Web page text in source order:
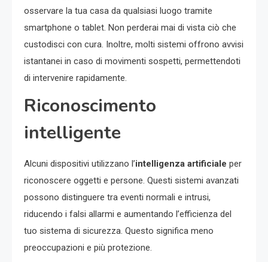
osservare la tua casa da qualsiasi luogo tramite
smartphone o tablet. Non perderai mai di vista ciò che
custodisci con cura. Inoltre, molti sistemi offrono avvisi
istantanei in caso di movimenti sospetti, permettendoti
di intervenire rapidamente.
Riconoscimento
intelligente
Alcuni dispositivi utilizzano l’intelligenza artificiale per
riconoscere oggetti e persone. Questi sistemi avanzati
possono distinguere tra eventi normali e intrusi,
riducendo i falsi allarmi e aumentando l’efficienza del
tuo sistema di sicurezza. Questo significa meno
preoccupazioni e più protezione.